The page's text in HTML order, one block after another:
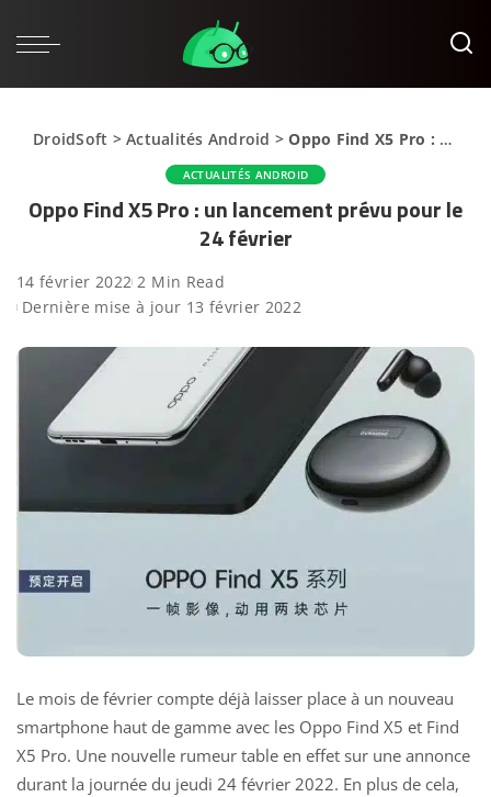
DroidSoft >Actualités Android >Oppo Find X5 Pro : un lancement prévu pour le 24 février
ACTUALITÉS ANDROID
Oppo Find X5 Pro : un lancement prévu pour le
24 février
14 février 2022 2 Min Read
Dernière mise à jour 13 février 2022
Le mois de février compte déjà laisser place à un nouveau
smartphone haut de gamme avec les Oppo Find X5 et Find
X5 Pro. Une nouvelle rumeur table en effet sur une annonce
durant la journée du jeudi 24 février 2022. En plus de cela,